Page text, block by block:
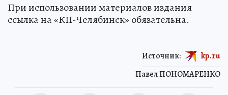
При использовании материалов издания
ссылка на «КП-Челябинск» обязательна.
Павел ПОНОМАРЕНКО
Источник: kp.ru